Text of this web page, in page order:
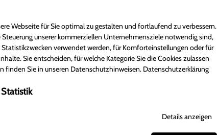
Straße 372
Öffnungszeiten
Montag-Freitag:
07:30 - 18:30 Uhr
Webseite für Sie optimal zu gestalten und fortlaufend zu verbessern.
Steuerung unserer kommerziellen Unternehmensziele notwendig sind,
verwendet werden, für Komforteinstellungen oder für
Sie entscheiden, für welche Kategorie Sie die Cookies zulassen
finden Sie in unseren Datenschutzhinweisen. Datenschutzerklärung
Statistik
Details anzeigen